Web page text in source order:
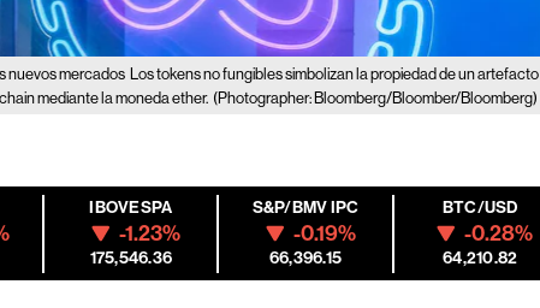
nuevos mercados Los tokens no fungibles simbolizan la propiedad de un artefacto
mediante la moneda ether. (Photographer: Bloomberg/Bloomber/Bloomberg)
IBOVESPA
-1.23%
175,546.36
S&P/BMV IPC
-0.19%
66,396.15
BTC/USD
-0.28%
64,210.82